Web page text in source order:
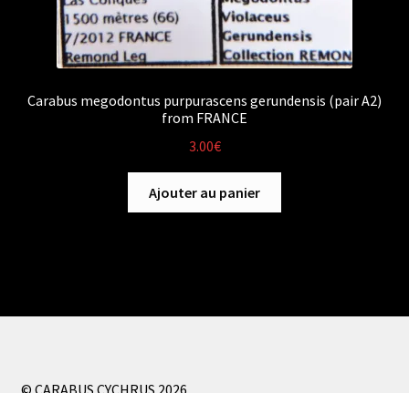
Carabus megodontus purpurascens gerundensis (pair A2)
from FRANCE
3.00€
Ajouter au panier
© CARABUS CYCHRUS 2026